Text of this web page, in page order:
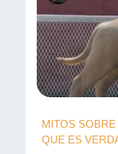
MITOS
QUE ES